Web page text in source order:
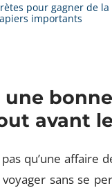
pour gagner de la
importants
avant
pas qu’une affaire
sans se